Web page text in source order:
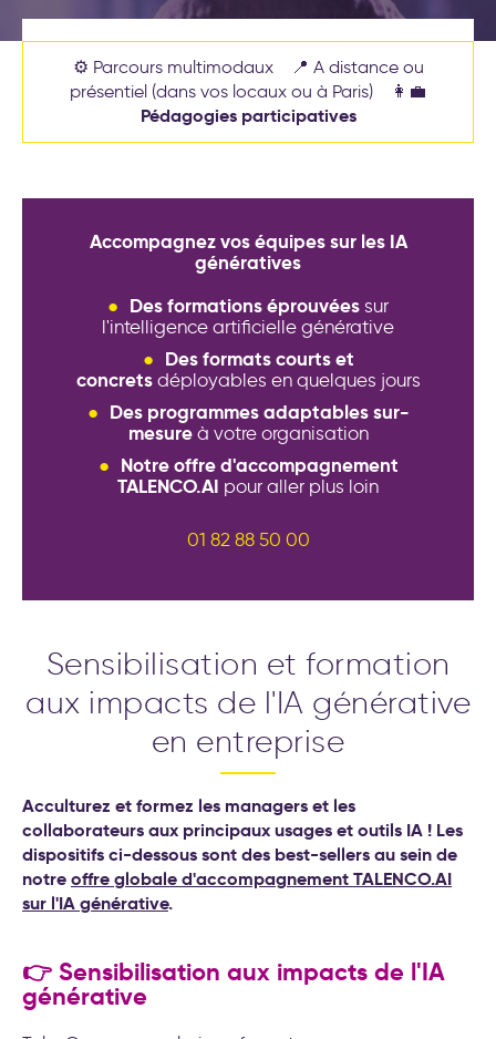
est-elle vraiment efficace ?
Séminaire d′engagement
stratégique
Formations leadership et
nouveau management
aux nouveaux modes de
travail
Formations aux nouveaux
modes de travail
Cockpit IA® : la méthode pour
déployer l'IA au service de
votre stratégie d’entreprise
Formations intelligence
artificielle générative
20 exemples
d’accompagnement IA pour la
transformation de l’entreprise
Nos labos⚙️ Parcours multimodaux 📍 A distance ou
présentiel (dans vos locaux ou à Paris) 👩‍💼
Pédagogies participatives
Accompagnez vos équipes sur les IA
génératives
Des formations éprouvées sur
l'intelligence artificielle générative
Des formats courts et
concretsdéployables en quelques jours
Des programmes adaptables sur-
mesureà votre organisation
Notre offre d'accompagnement
TALENCO.AI pour aller plus loin
01 82 88 50 00
Sensibilisation et formation
aux impacts de l'IA générative
en entreprise
Acculturez et formez les managers et les
collaborateurs aux principaux usages et outils IA ! Les
dispositifs ci-dessous sont des best-sellers au sein de
notreoffre globale d'accompagnement TALENCO.AI
sur l'IA générative.
👉 Sensibilisation aux impacts de l'IA
générative